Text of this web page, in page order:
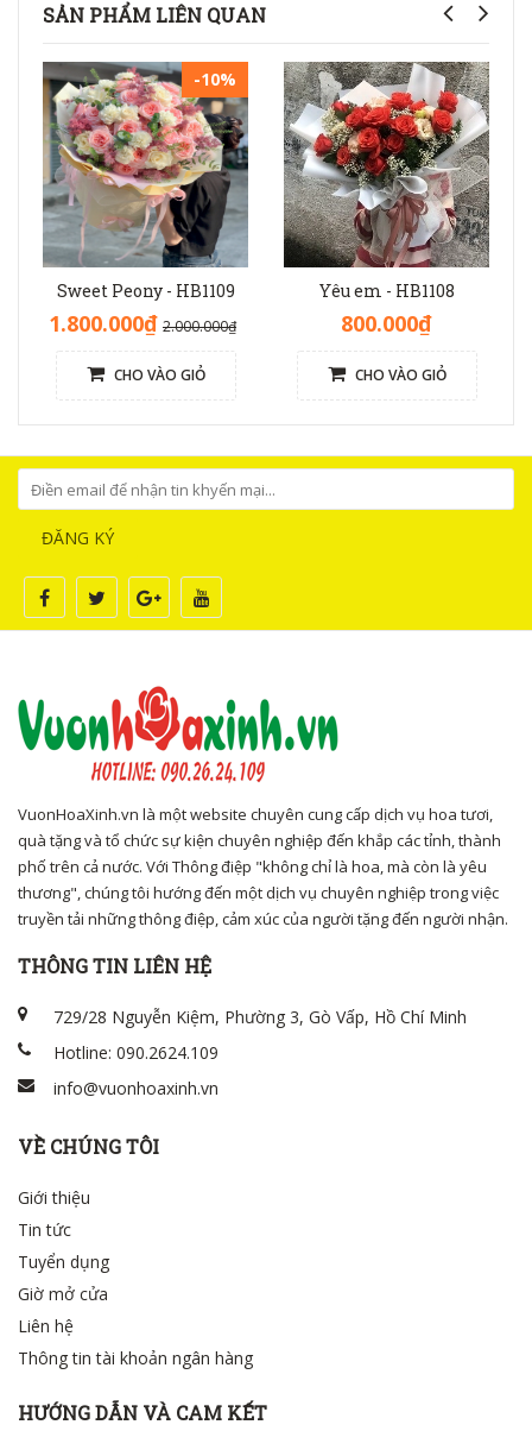
SẢN PHẨM LIÊN QUAN
-10%
Sweet Peony - HB1109
1.800.000₫ 2.000.000₫
CHO VÀO GIỎ
Yêu em - HB1108
800.000₫
CHO VÀO GIỎ
ĐĂNG KÝ
VuonHoaXinh.vn là một website chuyên cung cấp dịch vụ hoa tươi,
quà tặng và tổ chức sự kiện chuyên nghiệp đến khắp các tỉnh, thành
phố trên cả nước. Với Thông điệp "không chỉ là hoa, mà còn là yêu
thương", chúng tôi hướng đến một dịch vụ chuyên nghiệp trong việc
truyền tải những thông điệp, cảm xúc của người tặng đến người nhận.
THÔNG TIN LIÊN HỆ
729/28 Nguyễn Kiệm, Phường 3, Gò Vấp, Hồ Chí Minh
Hotline: 090.2624.109
info@vuonhoaxinh.vn
VỀ CHÚNG TÔI
Giới thiệu
Tin tức
Tuyển dụng
Giờ mở cửa
Liên hệ
Thông tin tài khoản ngân hàng
HƯỚNG DẪN VÀ CAM KẾT